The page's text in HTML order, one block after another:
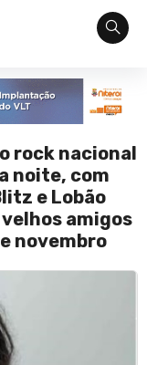
rock nacional
noite, com
e Lobão
amigos
novembro